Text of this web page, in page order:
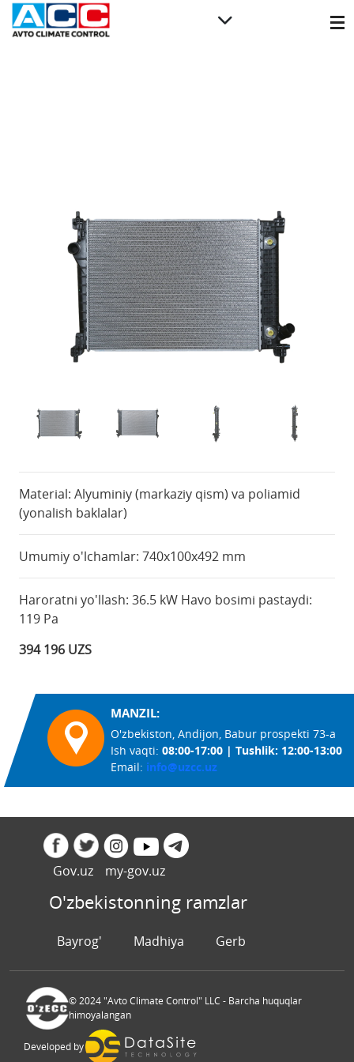
Material: Alyuminiy (markaziy qism) va poliamid
(yonalish baklalar)
Umumiy o'lchamlar: 740x100x492 mm
Haroratni yo'llash: 36.5 kW Havo bosimi pastaydi:
119 Pa
394 196 UZS
Gov.uz my-gov.uz
MANZIL:
O'zbekiston, Andijon, Babur prospekti 73-a
Ish vaqti: 08:00-17:00 | Tushlik: 12:00-13:00
Email: info@uzcc.uz
O'zbekistonning ramzlar
Bayrog' Madhiya Gerb
© 2024 "Avto Climate Control" LLC - Barcha huquqlar
himoyalangan
Developed by